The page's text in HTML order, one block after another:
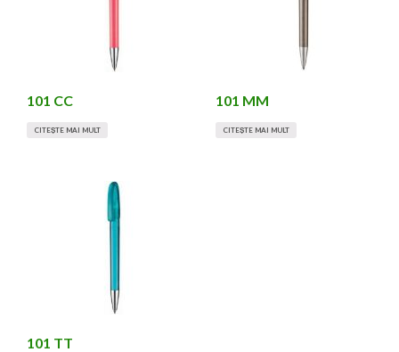
101 CC
CITEȘTE MAI MULT
101 MM
CITEȘTE MAI MULT
101 TT